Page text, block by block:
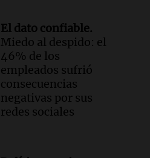
El dato confiable.
Miedo al despido: el
46% de los
empleados sufrió
consecuencias
negativas por sus
redes sociales